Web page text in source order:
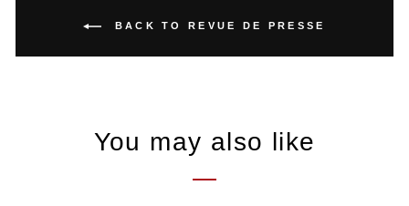
BACK TO REVUE DE PRESSE
You may also like